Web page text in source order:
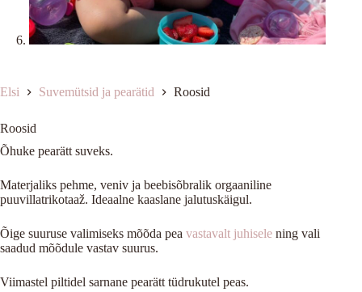
Elsi Suvemütsid ja pearätid Roosid
Roosid
Õhuke pearätt suveks.
Materjaliks pehme, veniv ja beebisõbralik orgaaniline
puuvillatrikotaaž. Ideaalne kaaslane jalutuskäigul.
Õige suuruse valimiseks mõõda pea vastavalt juhisele ning vali
saadud mõõdule vastav suurus.
Viimastel piltidel sarnane pearätt tüdrukutel peas.